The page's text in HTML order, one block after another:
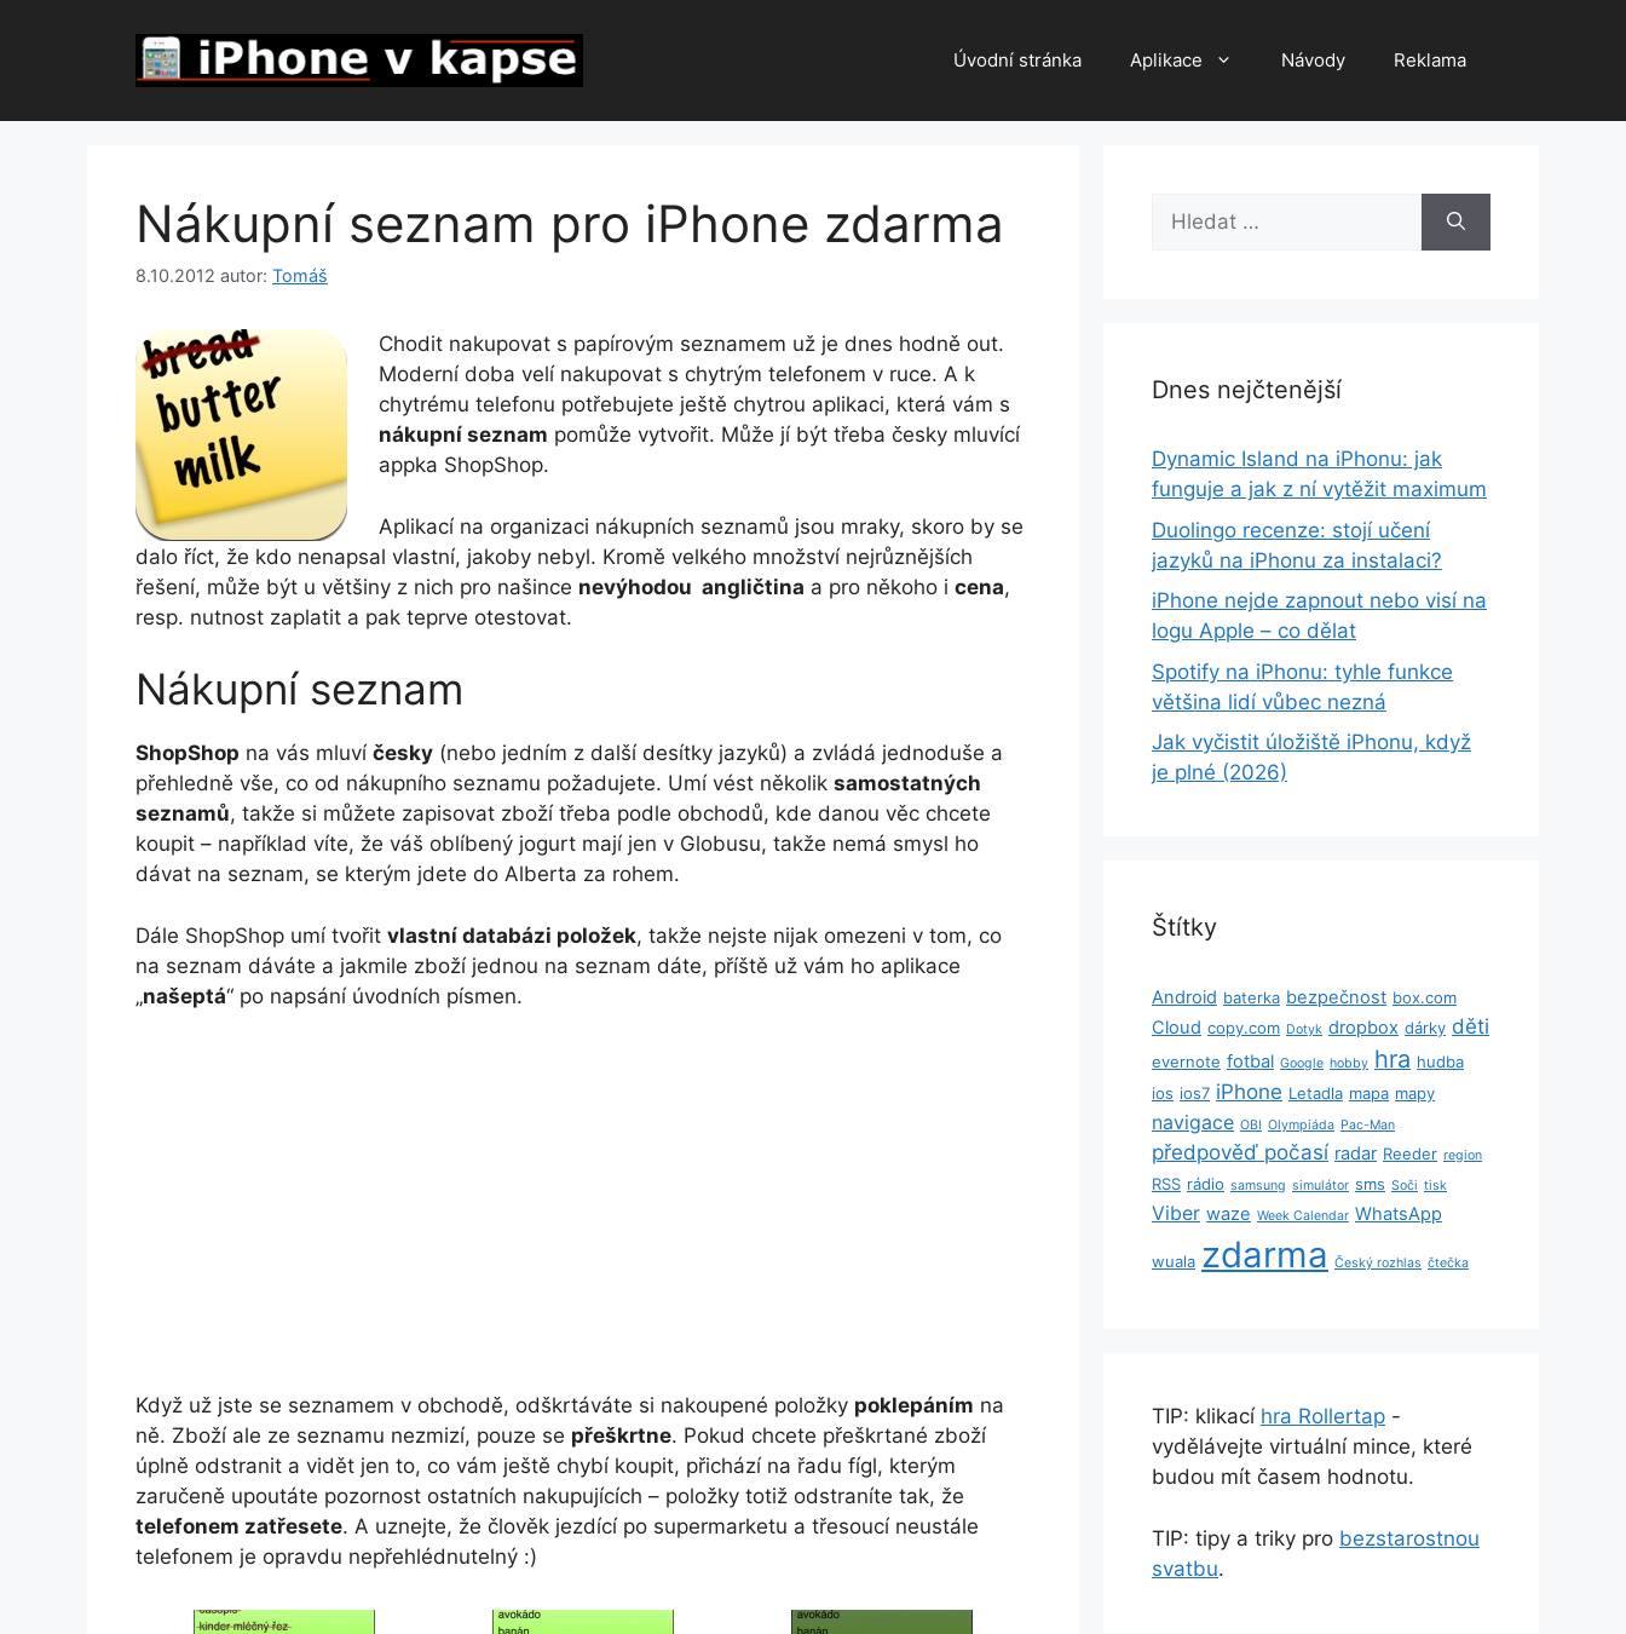
Úvodní stránka Aplikace Návody Reklama
Nákupní seznam pro iPhone zdarma
8.10.2012 autor: Tomáš
Chodit nakupovat s papírovým seznamem už je dnes hodně out.
Moderní doba velí nakupovat s chytrým telefonem v ruce. A k
chytrému telefonu potřebujete ještě chytrou aplikaci, která vám s
nákupní seznam pomůže vytvořit. Může jí být třeba česky mluvící
appka ShopShop.
Aplikací na organizaci nákupních seznamů jsou mraky, skoro by se
dalo říct, že kdo nenapsal vlastní, jakoby nebyl. Kromě velkého množství nejrůznějších
řešení, může být u většiny z nich pro našince nevýhodou angličtina a pro někoho i cena,
resp. nutnost zaplatit a pak teprve otestovat.
Nákupní seznam
ShopShop na vás mluví česky (nebo jedním z další desítky jazyků) a zvládá jednoduše a
přehledně vše, co od nákupního seznamu požadujete. Umí vést několik samostatných
seznamů, takže si můžete zapisovat zboží třeba podle obchodů, kde danou věc chcete
koupit – například víte, že váš oblíbený jogurt mají jen v Globusu, takže nemá smysl ho
dávat na seznam, se kterým jdete do Alberta za rohem.
Dále ShopShop umí tvořit vlastní databázi položek, takže nejste nijak omezeni v tom, co
na seznam dáváte a jakmile zboží jednou na seznam dáte, příště už vám ho aplikace
„našeptá“ po napsání úvodních písmen.
Když už jste se seznamem v obchodě, odškrtáváte si nakoupené položky poklepáním na
ně. Zboží ale ze seznamu nezmizí, pouze se přeškrtne. Pokud chcete přeškrtané zboží
úplně odstranit a vidět jen to, co vám ještě chybí koupit, přichází na řadu fígl, kterým
zaručeně upoutáte pozornost ostatních nakupujících – položky totiž odstraníte tak, že
telefonem zatřesete. A uznejte, že člověk jezdící po supermarketu a třesoucí neustále
telefonem je opravdu nepřehlédnutelný :)
Hledat:
Dnes nejčtenější
Dynamic Island na iPhonu: jak
funguje a jak z ní vytěžit maximum
Duolingo recenze: stojí učení
jazyků na iPhonu za instalaci?
iPhone nejde zapnout nebo visí na
logu Apple – co dělat
Spotify na iPhonu: tyhle funkce
většina lidí vůbec nezná
Jak vyčistit úložiště iPhonu, když
je plné (2026)
Štítky
Android baterka bezpečnost box.com
Cloud copy.com Dotyk dropbox dárky děti
evernote fotbal Google hobby hra hudba
ios ios7 iPhone Letadla mapa mapy
navigace OBI Olympiáda Pac-Man
předpověď počasí radar Reeder region
RSS rádio samsung simulátor sms Soči tisk
Viber waze Week Calendar WhatsApp
wuala zdarma Český rozhlas čtečka
TIP: klikací hra Rollertap -
vydělávejte virtuální mince, které
budou mít časem hodnotu.
TIP: tipy a triky pro bezstarostnou
svatbu.